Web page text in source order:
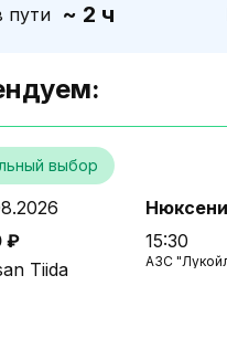
пути ~ 2 ч
выбор
₽
Tiida
15:30
АЗС